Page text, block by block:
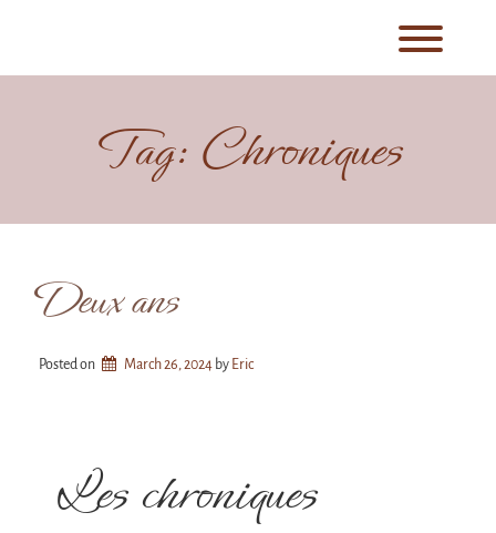
Tag: Chroniques
Deux ans
Posted on March 26, 2024 by Eric
Les chroniques